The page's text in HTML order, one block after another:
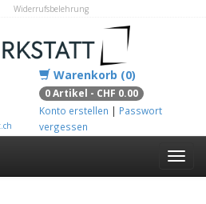
Widerrufsbelehrung
Warenkorb (0)
0 Artikel - CHF 0.00
Konto erstellen | Passwort
vergessen